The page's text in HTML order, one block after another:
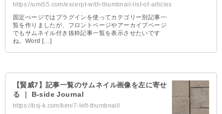
https://umi55.com/excerpt-with-thumbnail-list-of-articles
固定ぺージではプラグインを使ってカテゴリー別記事一
覧を作りましたが、フロントページやアーカイブページ
でもサムネイル付き抜粋記事一覧を表示させたいです
ね。Word […]
【賢威7】記事一覧のサムネイル画像を左に寄せ
る ｜ B-side Journal
https://bsj-k.com/keni7-left-thumbnail/